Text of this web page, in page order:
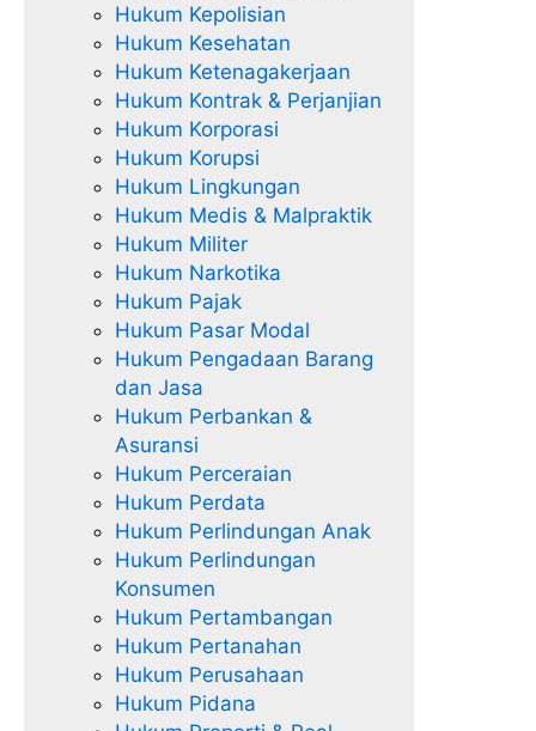
Hukum Kepolisian
Hukum Kesehatan
Hukum Ketenagakerjaan
Hukum Kontrak & Perjanjian
Hukum Korporasi
Hukum Korupsi
Hukum Lingkungan
Hukum Medis & Malpraktik
Hukum Militer
Hukum Narkotika
Hukum Pajak
Hukum Pasar Modal
Hukum Pengadaan Barang
dan Jasa
Hukum Perbankan &
Asuransi
Hukum Perceraian
Hukum Perdata
Hukum Perlindungan Anak
Hukum Perlindungan
Konsumen
Hukum Pertambangan
Hukum Pertanahan
Hukum Perusahaan
Hukum Pidana